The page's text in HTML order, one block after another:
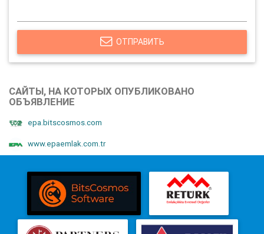
ОТПРАВИТЬ
САЙТЫ, НА КОТОРЫХ ОПУБЛИКОВАНО
ОБЪЯВЛЕНИЕ
epa.bitscosmos.com
www.epaemlak.com.tr